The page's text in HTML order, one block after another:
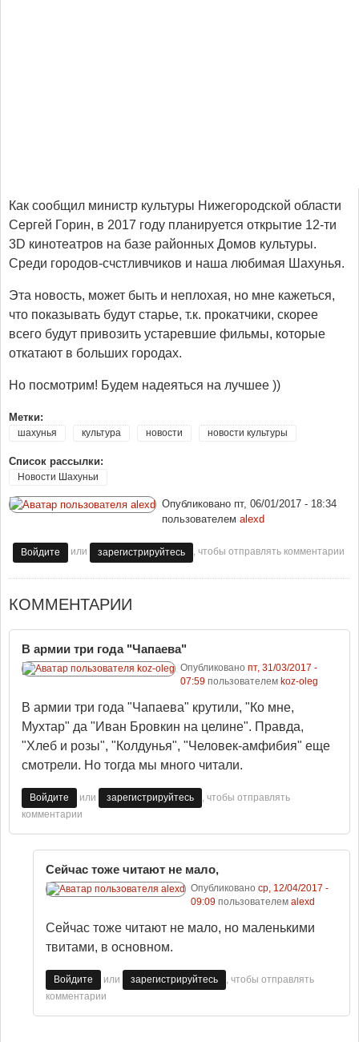
Как сообщил министр культуры Нижегородской области
Сергей Горин, в 2017 году планируется открытие 12-ти
3D кинотеатров на базе районных Домов культуры.
Среди городов-счстливчиков и наша любимая Шахунья.
Эта новость, может быть и неплохая, но мне кажеться,
что показывать будут старье, т.к. прокатчики, скорее
всего будут привозить устаревшие фильмы, которые
откатают в больших городах.
Но посмотрим! Будем надеяться на лучшее ))
Метки:
шахунья культура новости новости культуры
Список рассылки:
Новости Шахуньи
Опубликовано пт, 06/01/2017 - 18:34
пользователем alexd
Войдите или зарегистрируйтесь , чтобы отправлять комментарии
КОММЕНТАРИИ
В армии три года "Чапаева"
Опубликовано пт, 31/03/2017 -
07:59пользователем koz-oleg
В армии три года "Чапаева" крутили, "Ко мне,
Мухтар" да "Иван Бровкин на целине". Правда,
"Хлеб и розы", "Колдунья", "Человек-амфибия" еще
смотрели. Но тогда мы много читали.
Войдите или зарегистрируйтесь
, чтобы отправлять
комментарии
Сейчас тоже читают не мало,
Опубликовано ср, 12/04/2017 -
09:09пользователем alexd
Сейчас тоже читают не мало, но маленькими
твитами, в основном.
Войдите или зарегистрируйтесь
, чтобы отправлять
комментарии